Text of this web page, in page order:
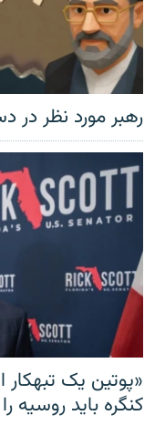
رهبر مورد نظر
«پوتین یک
کنگره باید روسیه